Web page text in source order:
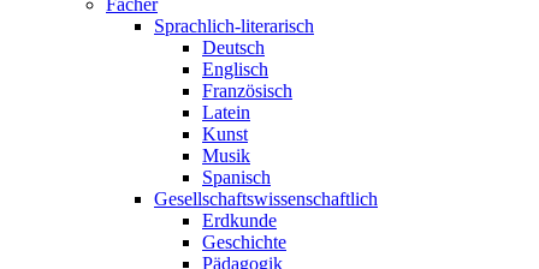
Fächer
Sprachlich-literarisch
Deutsch
Englisch
Französisch
Latein
Kunst
Musik
Spanisch
Gesellschaftswissenschaftlich
Erdkunde
Geschichte
Pädagogik